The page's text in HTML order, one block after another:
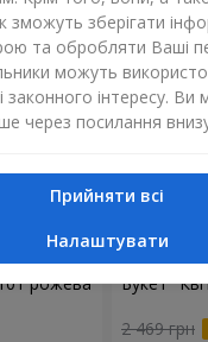
рожева Букет
2 469 грн
зможуть зберігати
та обробляти Ваші
можуть
законного інтересу.
через посилання
Прийняти всі
Налаштувати